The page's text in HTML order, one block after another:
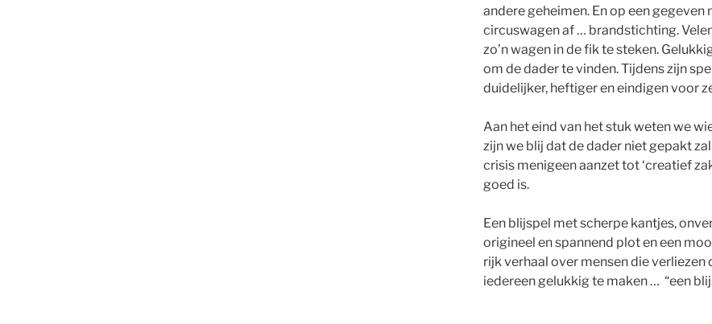
andere geheimen. En op een
circuswagen af … brandstichting.
zo’n wagen in de fik te steken.
om de dader te vinden. Tijdens zijn
duidelijker, heftiger en eindigen voor
Aan het eind van het stuk weten we
zijn we blij dat de dader niet gepakt
crisis menigeen aanzet tot ‘creatief
goed is.
Een blijspel met scherpe kantjes,
origineel en spannend plot en een
rijk verhaal over mensen die
iedereen gelukkig te maken … “een